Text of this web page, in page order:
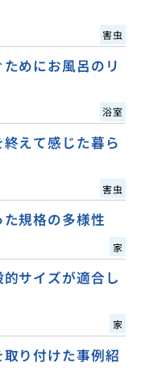
害虫
めにお風呂のリ
浴室
えて感じた暮ら
害虫
規格の多様性
家
サイズが適合し
家
り付けた事例紹